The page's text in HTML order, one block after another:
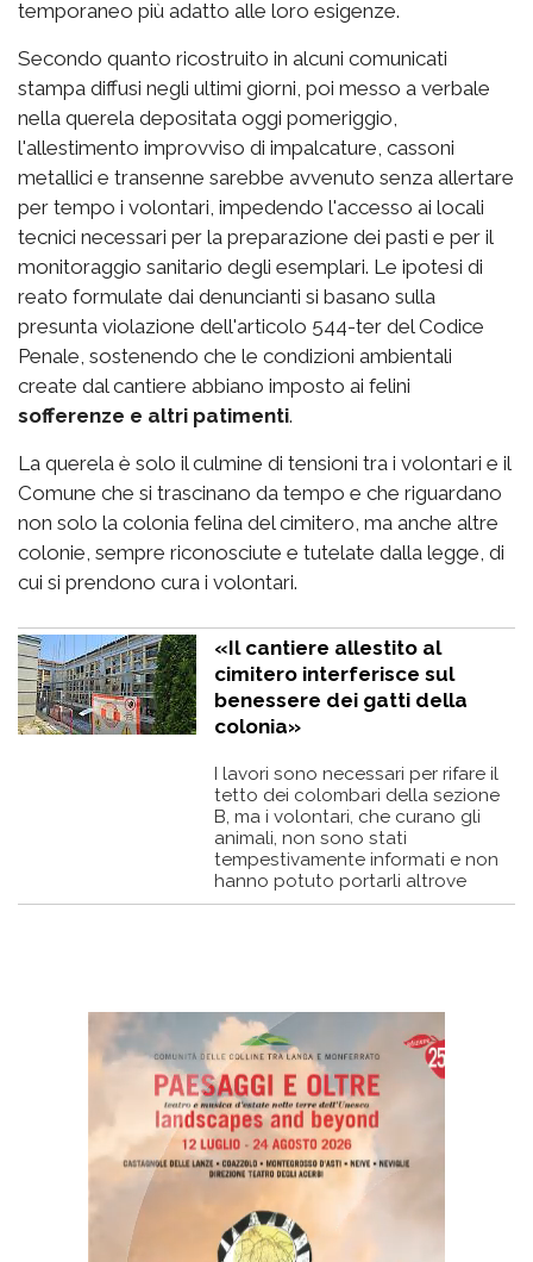
temporaneo più adatto alle loro esigenze.
Secondo quanto ricostruito in alcuni comunicati
stampa diffusi negli ultimi giorni, poi messo a verbale
nella querela depositata oggi pomeriggio,
l'allestimento improvviso di impalcature, cassoni
metallici e transenne sarebbe avvenuto senza allertare
per tempo i volontari, impedendo l'accesso ai locali
tecnici necessari per la preparazione dei pasti e per il
monitoraggio sanitario degli esemplari. Le ipotesi di
reato formulate dai denuncianti si basano sulla
presunta violazione dell'articolo 544-ter del Codice
Penale, sostenendo che le condizioni ambientali
create dal cantiere abbiano imposto ai felini
sofferenze e altri patimenti.
La querela è solo il culmine di tensioni tra i volontari e il
Comune che si trascinano da tempo e che riguardano
non solo la colonia felina del cimitero, ma anche altre
colonie, sempre riconosciute e tutelate dalla legge, di
cui si prendono cura i volontari.
«Il cantiere allestito al
cimitero interferisce sul
benessere dei gatti della
colonia»
I lavori sono necessari per rifare il
tetto dei colombari della sezione
B, ma i volontari, che curano gli
animali, non sono stati
tempestivamente informati e non
hanno potuto portarli altrove